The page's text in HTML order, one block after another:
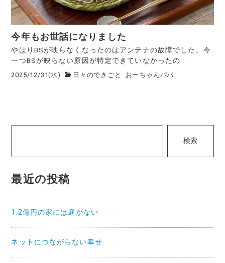
今年もお世話になりました
やはりBSが映らなくなったのはアンテナの故障でした。今
一つBSが映らない原因が特定できていなかったの...
2025/12/31(水) 日々のできごと おーちゃんパパ
検索
最近の投稿
1.2億円の家には庭がない
ネットにつながらない幸せ